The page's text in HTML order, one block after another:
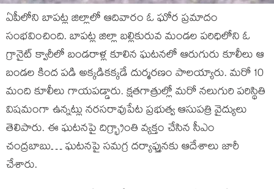
ఏపీలోని బాపట్ల జిల్లాలో ఆదివారం ఓ ఘోర ప్రమాదం
సంభవించింది. బాపట్ల జిల్లా బల్లికురువ మండల పరిధిలోని ఓ
గ్రానైట్ క్వారీలో బండరాళ్ల కూలిన ఘటనలో ఆరుగురు కూలీలు ఆ
బండల కింద పడి అక్కడికక్కడే దుర్మరణం పాలయ్యారు. మరో 10
మంది కూలీలు గాయపడ్డారు. క్షతగాత్రుల్లో మరో నలుగురి పరిస్థితి
విషమంగా ఉన్నట్లు నరసరావుపేట ప్రభుత్వ ఆసుపత్రి వైద్యులు
తెలిపారు. ఈ ఘటనపై దిగ్భ్రాంతి వ్యక్తం చేసిన సీఎం
చంద్రబాబు… ఘటనపై సమగ్ర దర్యాప్తునకు ఆదేశాలు జారీ
చేశారు.